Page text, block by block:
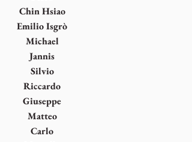
Guccione
Chin Hsiao
Emilio Isgrò
Michael
Kenna
Jannis
Kounellis
Silvio
Lacasella
Riccardo
Licata
Giuseppe
Maraniello
Matteo
Massagrande
Carlo